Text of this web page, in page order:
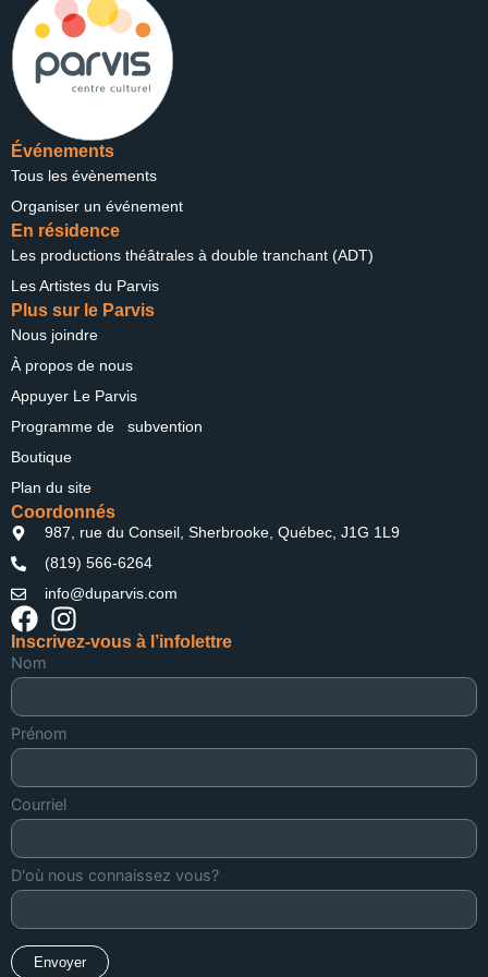
Coordonnés
987, rue du Conseil, Sherbrooke, Québec, J1G 1L9
(819) 566-6264
info@duparvis.com
Événements
Tous les évènements
Organiser un événement
En résidence
Les productions théâtrales à double tranchant (ADT)
Les Artistes du Parvis
Plus sur le Parvis
Nous joindre
À propos de nous
Appuyer Le Parvis
Programme de subvention
Boutique
Plan du site
Inscrivez-vous à l’infolettre
Nom
Prénom
Courriel
D'où nous connaissez vous?